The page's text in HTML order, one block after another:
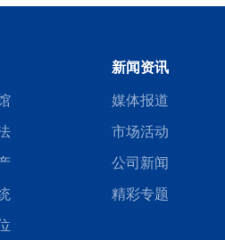
新闻资讯
媒体报道
市场活动
公司新闻
精彩专题